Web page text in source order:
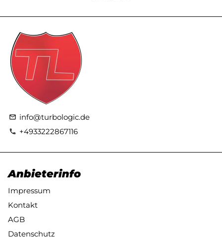
email info@turbologic.de
phone +4933222867116
Anbieterinfo
Impressum
Kontakt
AGB
Datenschutz